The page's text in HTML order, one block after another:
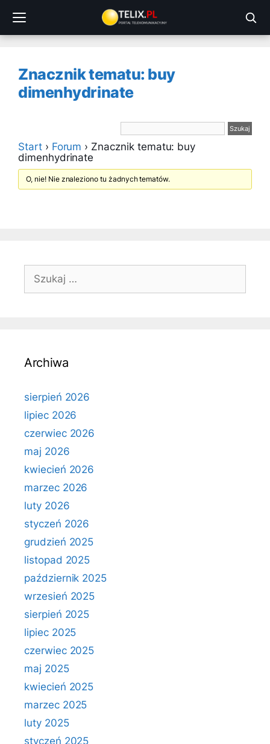
treści
Znacznik tematu: buy
dimenhydrinate
Start › Forum › Znacznik tematu: buy
dimenhydrinate
O, nie! Nie znaleziono tu żadnych tematów.
Szukaj:
Archiwa
sierpień 2026
lipiec 2026
czerwiec 2026
maj 2026
kwiecień 2026
marzec 2026
luty 2026
styczeń 2026
grudzień 2025
listopad 2025
październik 2025
wrzesień 2025
sierpień 2025
lipiec 2025
czerwiec 2025
maj 2025
kwiecień 2025
marzec 2025
luty 2025
styczeń 2025